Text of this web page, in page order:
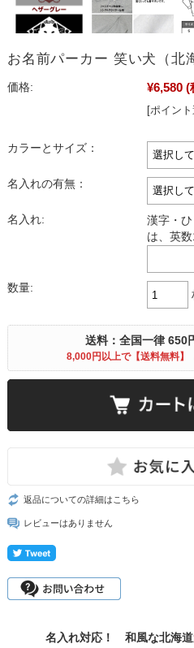
お名前パーカー 笑い犬（北
価格: ¥6,580 (
[ポイン
カラーとサイズ：
名入れの有無：
名入れ:
漢字・
は、英
数量:
送料：全国一律 650
8,000円以上で【送料無料】
返品についての詳細はこちら
レビューはありません
名入れ対応！ 和風な北海